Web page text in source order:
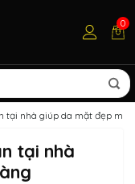
0
tại nhà giúp da mặt đẹp mịn
tại nhà